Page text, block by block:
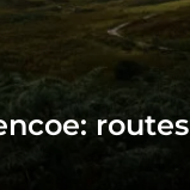
routes